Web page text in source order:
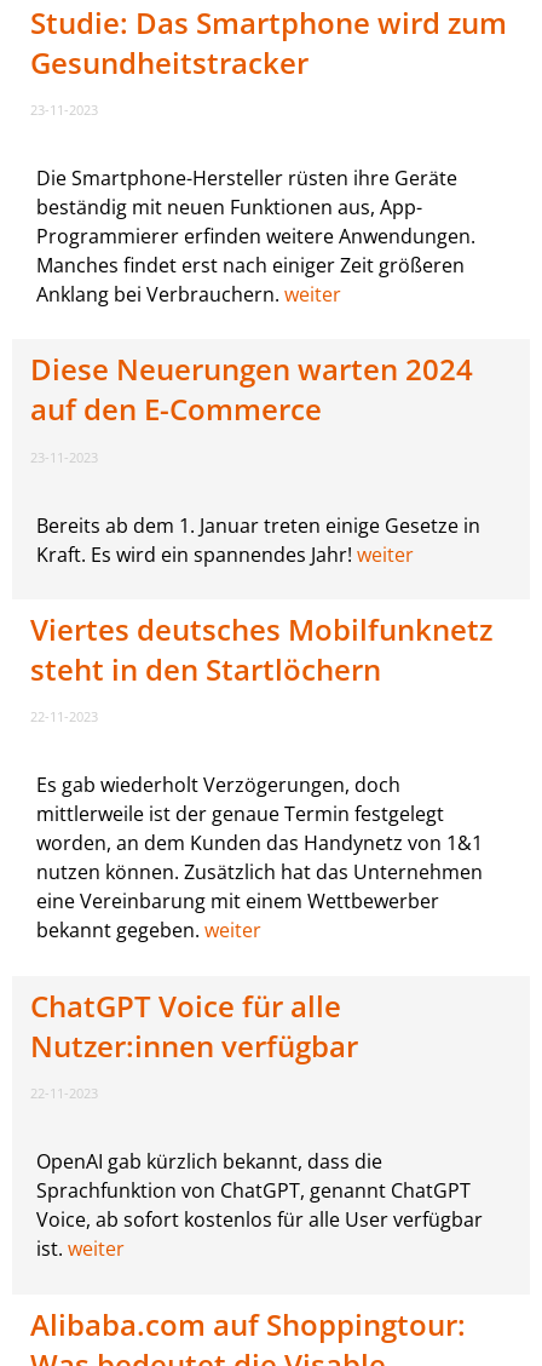
Studie: Das Smartphone wird zum
Gesundheitstracker
23-11-2023
Die Smartphone-Hersteller rüsten ihre Geräte
beständig mit neuen Funktionen aus, App-
Programmierer erfinden weitere Anwendungen.
Manches findet erst nach einiger Zeit größeren
Anklang bei Verbrauchern. weiter
Diese Neuerungen warten 2024
auf den E-Commerce
23-11-2023
Bereits ab dem 1. Januar treten einige Gesetze in
Kraft. Es wird ein spannendes Jahr! weiter
Viertes deutsches Mobilfunknetz
steht in den Startlöchern
22-11-2023
Es gab wiederholt Verzögerungen, doch
mittlerweile ist der genaue Termin festgelegt
worden, an dem Kunden das Handynetz von 1&1
nutzen können. Zusätzlich hat das Unternehmen
eine Vereinbarung mit einem Wettbewerber
bekannt gegeben. weiter
ChatGPT Voice für alle
Nutzer:innen verfügbar
22-11-2023
OpenAI gab kürzlich bekannt, dass die
Sprachfunktion von ChatGPT, genannt ChatGPT
Voice, ab sofort kostenlos für alle User verfügbar
ist. weiter
Alibaba.com auf Shoppingtour: